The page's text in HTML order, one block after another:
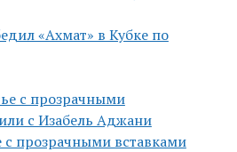
«Ахмат» в Кубке по
с прозрачными вставками